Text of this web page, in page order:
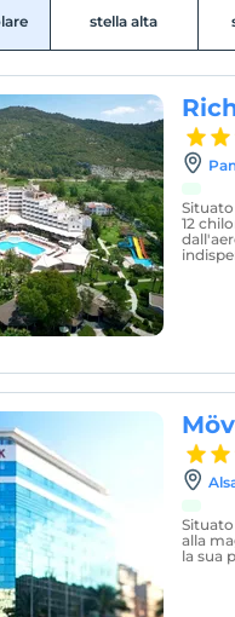
stella alta
12
alla
la sua